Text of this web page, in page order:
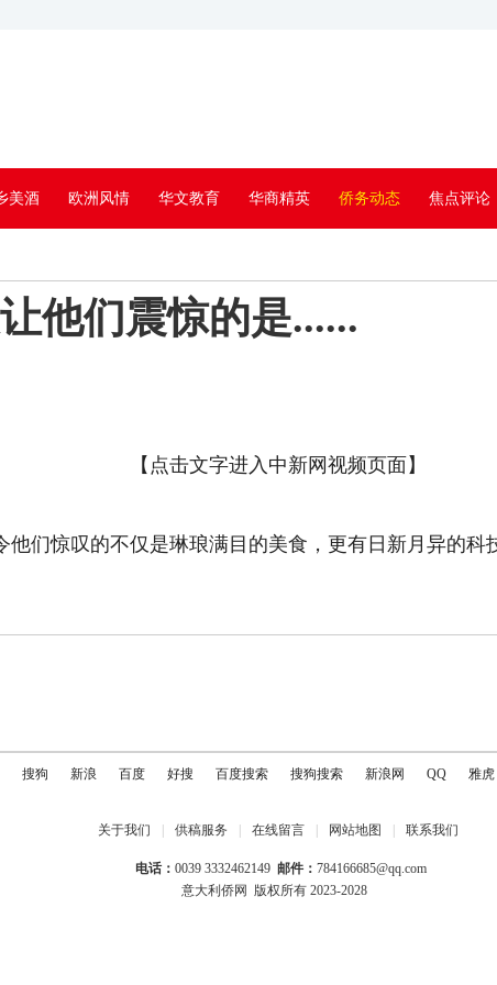
美酒 欧洲风情 华文教育 华商精英 侨务动态 焦点评论
他们震惊的是......
【点击文字进入中新网视频页面】
他们惊叹的不仅是琳琅满目的美食，更有日新月异的科
搜狗 新浪 百度 好搜 百度搜索 搜狗搜索 新浪网 QQ 雅虎
关于我们 供稿服务 在线留言 网站地图 联系我们
电话： 0039 3332462149 邮件： 784166685@qq.com
意大利侨网
版权所有 2023-2028